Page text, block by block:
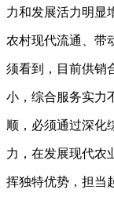
力和发展活力明显
农村现代流通、带
须看到，目前供销
小，综合服务实力
顺，必须通过深化
力，在发展现代农
挥独特优势，担当